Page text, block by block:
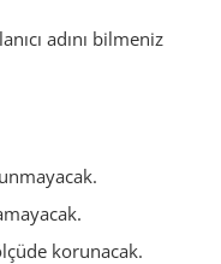
adını bilmeniz
korunacak.